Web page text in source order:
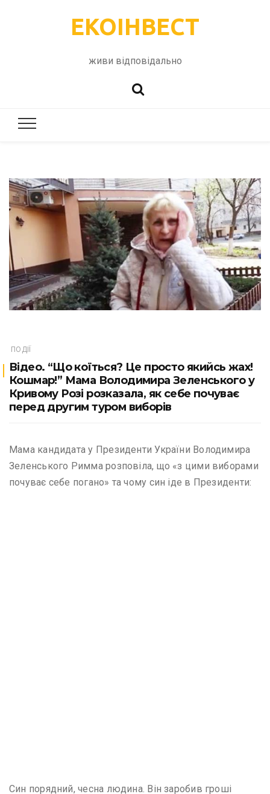
ЕКОІНВЕСТ
живи відповідально
ПОДІЇ
Відео. “Що коїться? Це просто якийсь жах!
Кошмар!” Мама Володимира Зеленського у
Кривому Розі розказала, як себе почуває
перед другим туром виборів
Мама кандидата у Президенти України Володимира
Зеленського Римма розповіла, що «з цими виборами
почуває себе погано» та чому син іде в Президенти:
Син порядний, чесна людина. Він заробив гроші